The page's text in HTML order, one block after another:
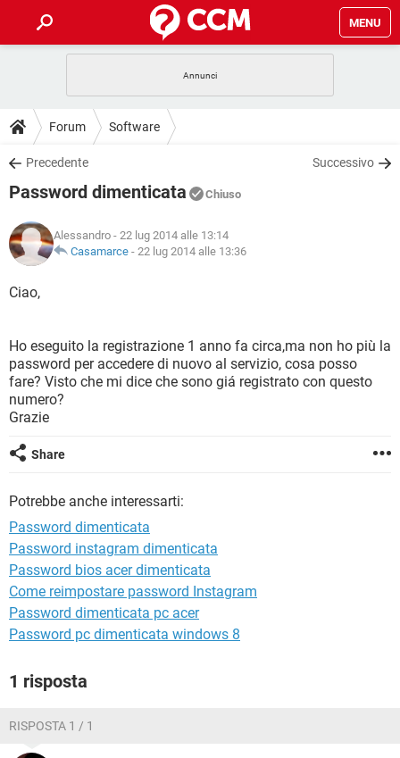
MENU
INTRATTENIMENTO
iOS
INSTAGRAM WHATSAPP
TIKTOK
HARDWARE
GUIDE
COVID-19
INSTAGRAM WHATSAPP
TIKTOK
HARDWARE
DOWNLOAD
COVID-19 GAMING
INTRATTENIMENTO
iOS WINDOWS 10
INSTAGRAM
HARDWARE
COVID-19 GAMING
INTRATTENIMENTO
iOS
TIKTOK FACEBOOK
HARDWARE
GLOSSARIO
COVID-19
iOS WINDOWS 10
INSTAGRAM WHATSAPP
TIKTOK
Forum Software
Precedente Successivo
Password dimenticata Chiuso
Alessandro - 22 lug 2014 alle 13:14
Casamarce - 22 lug 2014 alle 13:36
Ciao,
Ho eseguito la registrazione 1 anno fa circa,ma non ho più la
password per accedere di nuovo al servizio, cosa posso
fare? Visto che mi dice che sono giá registrato con questo
numero?
Grazie
Share
Potrebbe anche interessarti:
Password dimenticata
Password instagram dimenticata
Password bios acer dimenticata
Come reimpostare password Instagram
Password dimenticata pc acer
Password pc dimenticata windows 8
1 risposta
RISPOSTA 1 / 1